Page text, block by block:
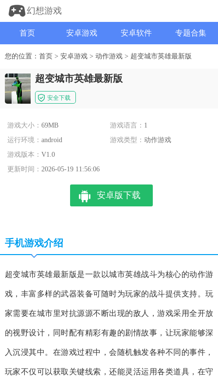
幻想游戏
首页 安卓游戏 安卓软件 专题合集
您的位置： 首页 > 安卓游戏 > 动作游戏 > 超变城市英雄最新版
超变城市英雄最新版
安全下载
游戏大小： 69MB 游戏语言： 1
运行环境： android 游戏类型：动作游戏
游戏版本： V1.0
更新时间： 2026-05-19 11:56:06
安卓版下载
手机游戏介绍
超变城市英雄最新版是一款以城市英雄战斗为核心的动作游
戏，丰富多样的武器装备可随时为玩家的战斗提供支持。玩
家需要在城市里对抗源源不断出现的敌人，游戏采用全开放
的视野设计，同时配有精彩有趣的剧情故事，让玩家能够深
入沉浸其中。在游戏过程中，会随机触发各种不同的事件，
玩家不仅可以获取关键线索，还能灵活运用各类道具，在守